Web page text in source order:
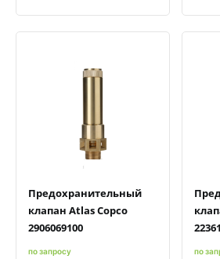
Быстрый просмотрДобавить к сравнению
Предохранительный
клапан Atlas Copco
2906069100
по запросу по